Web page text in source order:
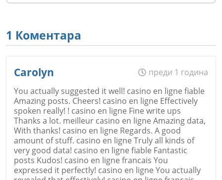
1 Коментара
Carolyn
преди 1 година
You actually suggested it well! casino en ligne fiable
Amazing posts. Cheers! casino en ligne Effectively
spoken really! ! casino en ligne Fine write ups
Thanks a lot. meilleur casino en ligne Amazing data,
With thanks! casino en ligne Regards. A good
amount of stuff. casino en ligne Truly all kinds of
very good data! casino en ligne fiable Fantastic
posts Kudos! casino en ligne francais You
expressed it perfectly! casino en ligne You actually